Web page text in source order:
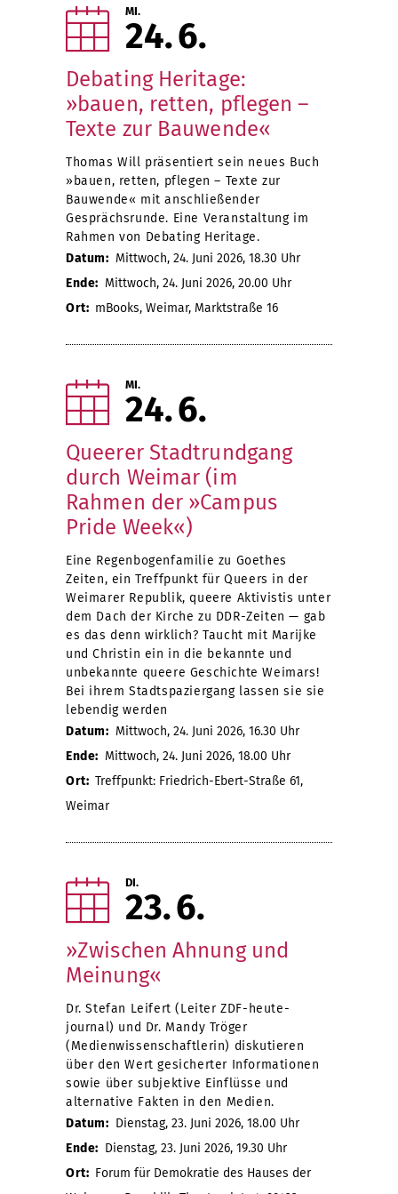
MI.
24 6
Debating Heritage:
»bauen, retten, pflegen –
Texte zur Bauwende«
Thomas Will präsentiert sein neues Buch
»bauen, retten, pflegen – Texte zur
Bauwende« mit anschließender
Gesprächsrunde. Eine Veranstaltung im
Rahmen von Debating Heritage.
Datum: Mittwoch, 24. Juni 2026, 18.30 Uhr
Ende: Mittwoch, 24. Juni 2026, 20.00 Uhr
Ort: mBooks, Weimar, Marktstraße 16
MI.
24 6
Queerer Stadtrundgang
durch Weimar (im
Rahmen der »Campus
Pride Week«)
Eine Regenbogenfamilie zu Goethes
Zeiten, ein Treffpunkt für Queers in der
Weimarer Republik, queere Aktivistis unter
dem Dach der Kirche zu DDR-Zeiten — gab
es das denn wirklich? Taucht mit Marijke
und Christin ein in die bekannte und
unbekannte queere Geschichte Weimars!
Bei ihrem Stadtspaziergang lassen sie sie
lebendig werden
Datum: Mittwoch, 24. Juni 2026, 16.30 Uhr
Ende: Mittwoch, 24. Juni 2026, 18.00 Uhr
Ort: Treffpunkt: Friedrich-Ebert-Straße 61,
Weimar
DI.
23 6
»Zwischen Ahnung und
Meinung«
Dr. Stefan Leifert (Leiter ZDF-heute-
journal) und Dr. Mandy Tröger
(Medienwissenschaftlerin) diskutieren
über den Wert gesicherter Informationen
sowie über subjektive Einflüsse und
alternative Fakten in den Medien.
Datum: Dienstag, 23. Juni 2026, 18.00 Uhr
Ende: Dienstag, 23. Juni 2026, 19.30 Uhr
Ort: Forum für Demokratie des Hauses der